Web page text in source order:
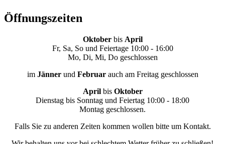
Öffnungszeiten
Oktoberbis April
Fr, Sa, So und Feiertage 10:00 - 16:00
Mo, Di, Mi, Do geschlossen
im Jännerund Februar auch am Freitag geschlossen
Aprilbis Oktober
Dienstag bis Sonntag und Feiertag 10:00 - 18:00
Montag geschlossen.
Falls Sie zu anderen Zeiten kommen wollen bitte um Kontakt.